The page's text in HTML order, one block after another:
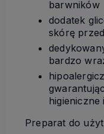
barwników
dodatek
skórę
bardzo
higieniczne
Preparat do